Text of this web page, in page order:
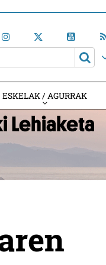
ESKELAK / AGURRAK